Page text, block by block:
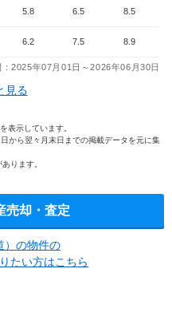
5.8 6.5 8.5
6.2 7.5 8.9
2025年07月01日～2026年06月30日
見る
表示しています。
から翌々月末日までの掲載データを元に集
ります。
売却・査定
）の物件の
たい方はこちら